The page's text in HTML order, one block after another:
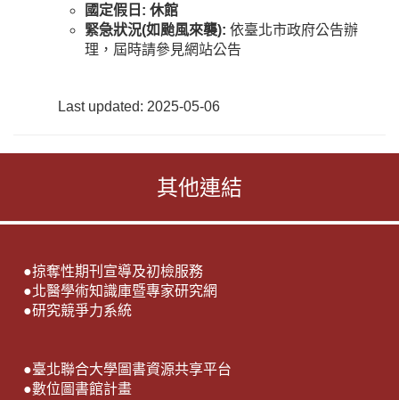
國定假日: 休館
緊急狀況(如颱風來襲): 依臺北市政府公告辦
理，屆時請參見網站公告
Last updated: 2025-05-06
其他連結
●掠奪性期刊宣導及初檢服務
●北醫學術知識庫暨專家研究網
●研究競爭力系統
●臺北聯合大學圖書資源共享平台
●數位圖書館計畫